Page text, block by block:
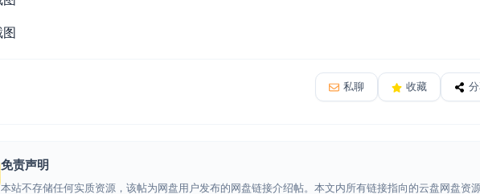
私聊 收藏
免责声明
本站不存储任何实质资源，该帖为网盘用户发布的网盘链接介绍帖。本文内所有链接指向的云盘网盘资